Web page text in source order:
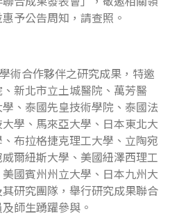
予公告周知，請查照。
術合作夥伴之研究成果，特邀
新北市立土城醫院、萬芳醫
、泰國先皇技術學院、泰國法
學、馬來亞大學、日本東北大
布拉格捷克理工大學、立陶宛
爾紐斯大學、美國紐澤西理工
國賓州州立大學、日本九州大
研究團隊，舉行研究成果聯合
師生踴躍參與。